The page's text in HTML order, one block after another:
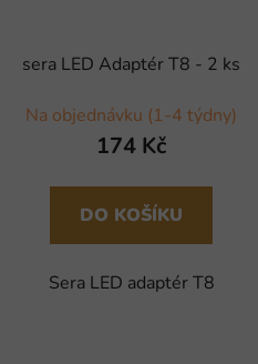
sera LED Adaptér T8 - 2 ks
Na objednávku (1-4 týdny)
174 Kč
DO KOŠÍKU
Sera LED adaptér T8